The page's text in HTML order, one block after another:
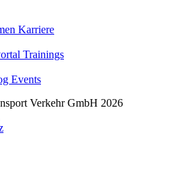
Karriere
Trainings
Events
Verkehr GmbH 2026